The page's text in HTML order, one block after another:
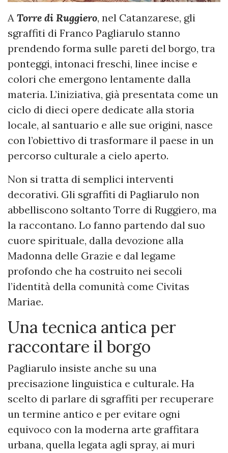
A Torre di Ruggiero, nel Catanzarese, gli
sgraffiti di Franco Pagliarulo stanno
prendendo forma sulle pareti del borgo, tra
ponteggi, intonaci freschi, linee incise e
colori che emergono lentamente dalla
materia. L’iniziativa, già presentata come un
ciclo di dieci opere dedicate alla storia
locale, al santuario e alle sue origini, nasce
con l’obiettivo di trasformare il paese in un
percorso culturale a cielo aperto.
Non si tratta di semplici interventi
decorativi. Gli sgraffiti di Pagliarulo non
abbelliscono soltanto Torre di Ruggiero, ma
la raccontano. Lo fanno partendo dal suo
cuore spirituale, dalla devozione alla
Madonna delle Grazie e dal legame
profondo che ha costruito nei secoli
l’identità della comunità come Civitas
Mariae.
Una tecnica antica per
raccontare il borgo
Pagliarulo insiste anche su una
precisazione linguistica e culturale. Ha
scelto di parlare di sgraffiti per recuperare
un termine antico e per evitare ogni
equivoco con la moderna arte graffitara
urbana, quella legata agli spray, ai muri